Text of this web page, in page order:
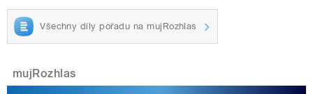
Všechny díly pořadu na mujRozhlas
mujRozhlas